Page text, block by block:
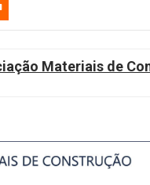
Materiais de